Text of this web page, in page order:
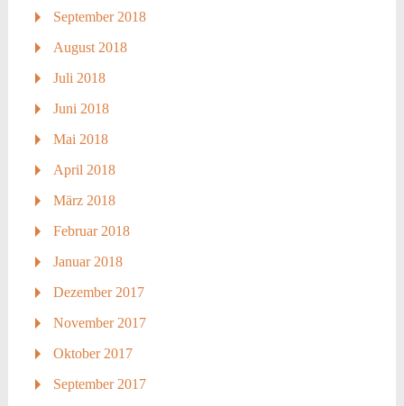
September 2018
August 2018
Juli 2018
Juni 2018
Mai 2018
April 2018
März 2018
Februar 2018
Januar 2018
Dezember 2017
November 2017
Oktober 2017
September 2017